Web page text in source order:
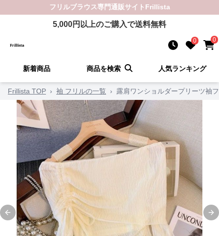
フリルブラウス専門通販サイト Frillista
5,000円以上のご購入で送料無料
0 0
新着商品 商品を検索 人気ランキング
Frillista TOP › 袖 フリルの一覧 › 露肩ワンショルダープリーツ袖
Previous slide